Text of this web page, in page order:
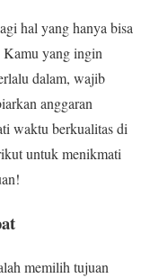
hal yang hanya bisa
yang ingin
dalam, wajib
anggaran
waktu berkualitas di
untuk menikmati
memilih tujuan